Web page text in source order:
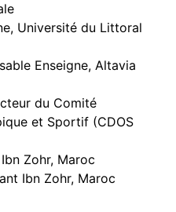
Université du Littoral
Enseigne, Altavia
du Comité
et Sportif (CDOS
Zohr, Maroc
Ibn Zohr, Maroc